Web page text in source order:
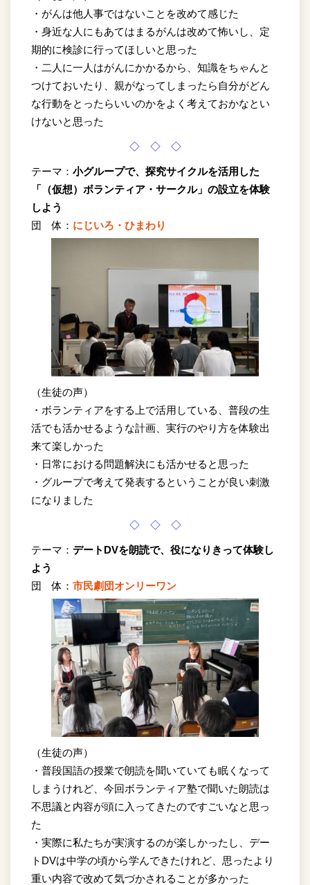
・がんは他人事ではないことを改めて感じた
・身近な人にもあてはまるがんは改めて怖いし、定
期的に検診に行ってほしいと思った
・二人に一人はがんにかかるから、知識をちゃんと
つけておいたり、親がなってしまったら自分がどん
な行動をとったらいいのかをよく考えておかなとい
けないと思った
◇ ◇ ◇
テーマ： 小グループで、探究サイクルを活用した
「（仮想）ボランティア・サークル」の設立を体験
しよう
団 体： にじいろ・ひまわり
（生徒の声）
・ボランティアをする上で活用している、普段の生
活でも活かせるような計画、実行のやり方を体験出
来て楽しかった
・日常における問題解決にも活かせると思った
・グループで考えて発表するということが良い刺激
になりました
◇ ◇ ◇
テーマ： デートDVを朗読で、役になりきって体験し
よう
団 体： 市民劇団オンリーワン
（生徒の声）
・普段国語の授業で朗読を聞いていても眠くなって
しまうけれど、今回ボランティア塾で聞いた朗読は
不思議と内容が頭に入ってきたのですごいなと思っ
た
・実際に私たちが実演するのが楽しかったし、デー
トDVは中学の頃から学んできたけれど、思ったより
重い内容で改めて気づかされることが多かった